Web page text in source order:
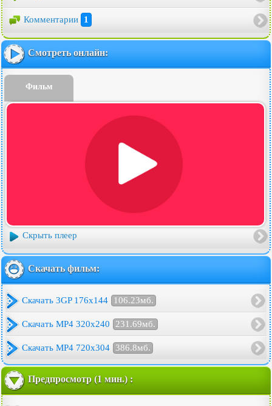
Комментарии 1
Смотреть онлайн:
Фильм
Скрыть плеер
Скачать фильм:
Скачать 3GP 176x144 106.23мб.
Скачать MP4 320x240 231.69мб.
Скачать MP4 720x304 386.8мб.
Предпросмотр (1 мин.) :